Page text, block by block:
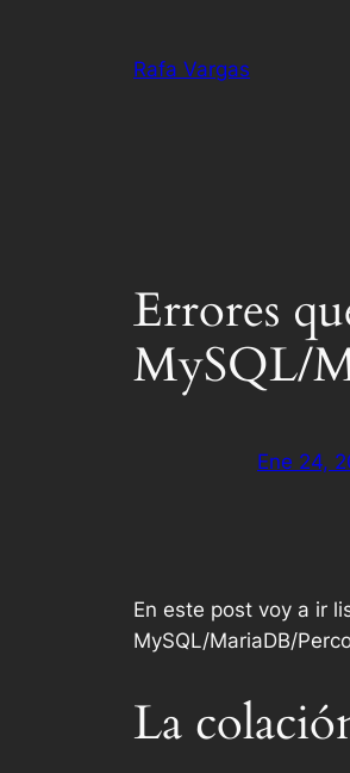
Rafa Vargas
Errores
MySQL/
Ene 24,
En este post voy a ir
MySQL/MariaDB/
La